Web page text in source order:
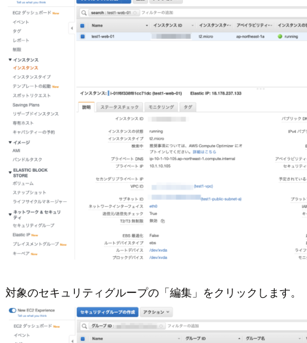
対象のセキュリティグループの「編集」をクリックします。